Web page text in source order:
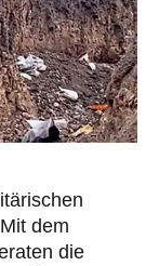
dem
die